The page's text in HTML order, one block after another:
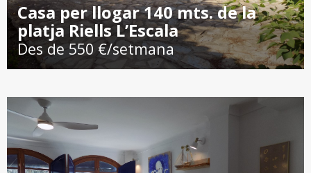
Casa per llogar 140 mts. de la
platja Riells L’Escala
Des de 550 €/setmana